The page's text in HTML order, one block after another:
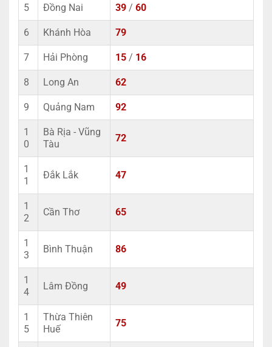
5 Đồng Nai 39 / 60
6 Khánh Hòa 79
7 Hải Phòng 15 / 16
8 Long An 62
9 Quảng Nam 92
1
0
Bà Rịa - Vũng
Tàu
72
1
1
Đắk Lắk 47
1
2
Cần Thơ 65
1
3
Bình Thuận 86
1
4
Lâm Đồng 49
1
5
Thừa Thiên
Huế
75